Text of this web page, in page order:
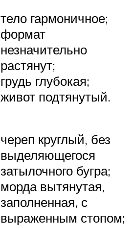
тело гармоничное;
формат
незначительно
растянут;
грудь глубокая;
живот подтянутый.
череп круглый, без
выделяющегося
затылочного бугра;
морда вытянутая,
заполненная, с
выраженным стопом;